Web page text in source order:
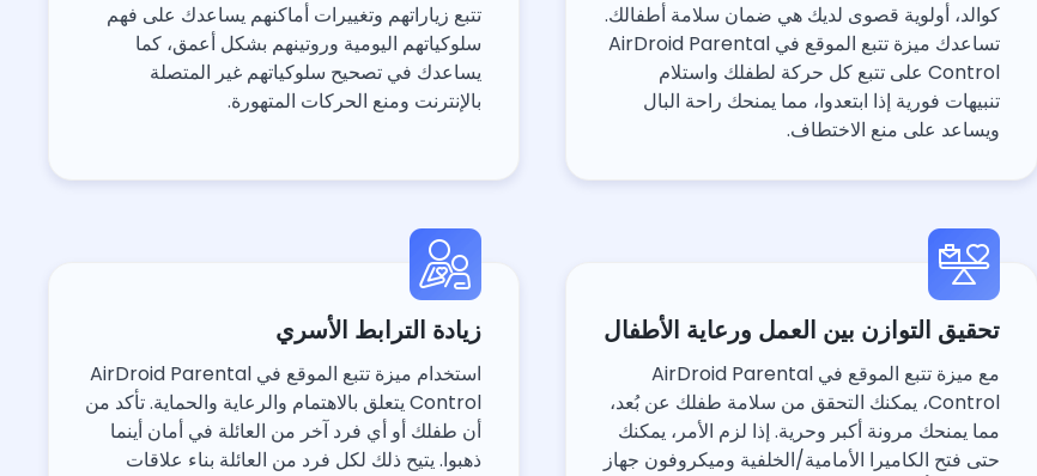
كوالد، أولوية قصوى لديك هي ضمان سلامة أطفالك.
تساعدك ميزة تتبع الموقع في AirDroid Parental
Control على تتبع كل حركة لطفلك واستلام
تنبيهات فورية إذا ابتعدوا، مما يمنحك راحة البال
ويساعد على منع الاختطاف.
تتبع زياراتهم وتغييرات أماكنهم يساعدك على فهم
سلوكياتهم اليومية وروتينهم بشكل أعمق، كما
يساعدك في تصحيح سلوكياتهم غير المتصلة
بالإنترنت ومنع الحركات المتهورة.
تحقيق التوازن بين العمل ورعاية الأطفال
مع ميزة تتبع الموقع في AirDroid Parental
Control، يمكنك التحقق من سلامة طفلك عن بُعد،
مما يمنحك مرونة أكبر وحرية. إذا لزم الأمر، يمكنك
حتى فتح الكاميرا الأمامية/الخلفية وميكروفون جهاز
زيادة الترابط الأسري
استخدام ميزة تتبع الموقع في AirDroid Parental
Control يتعلق بالاهتمام والرعاية والحماية. تأكد من
أن طفلك أو أي فرد آخر من العائلة في أمان أينما
ذهبوا. يتيح ذلك لكل فرد من العائلة بناء علاقات